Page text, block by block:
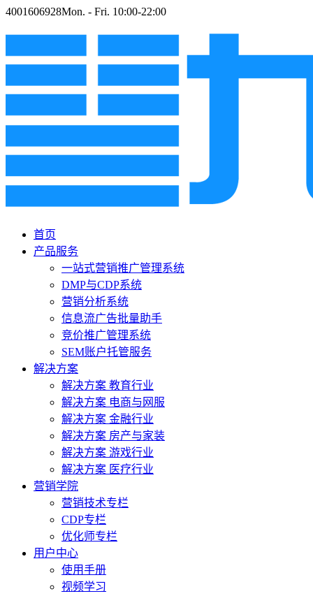
4001606928Mon. - Fri. 10:00-22:00
首页
产品服务
一站式营销推广管理系统
DMP与CDP系统
营销分析系统
信息流广告批量助手
竞价推广管理系统
SEM账户托管服务
解决方案
解决方案 教育行业
解决方案 电商与网服
解决方案 金融行业
解决方案 房产与家装
解决方案 游戏行业
解决方案 医疗行业
营销学院
营销技术专栏
CDP专栏
优化师专栏
用户中心
使用手册
视频学习